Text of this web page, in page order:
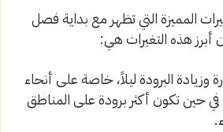
المميزة التي تظهر مع بداية فصل
هذه التغيرات هي:
وزيادة البرودة ليلاً، خاصة على أنحاء
في حين تكون أكثر برودة على المناطق